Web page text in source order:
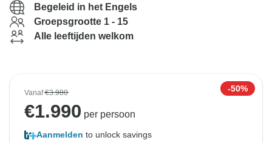
Begeleid in het Engels
Groepsgrootte 1 - 15
Alle leeftijden welkom
Vanaf€3.980 -50%
€1.990 per persoon
Aanmelden to unlock savings